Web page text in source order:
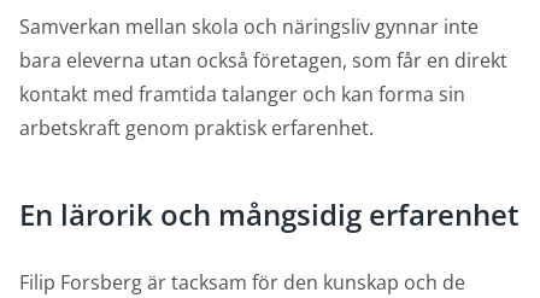
Samverkan mellan skola och näringsliv gynnar inte
bara eleverna utan också företagen, som får en direkt
kontakt med framtida talanger och kan forma sin
arbetskraft genom praktisk erfarenhet.
En lärorik och mångsidig erfarenhet
Filip Forsberg är tacksam för den kunskap och de